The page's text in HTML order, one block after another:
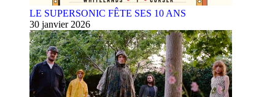
LE SUPERSONIC FÊTE SES 10 ANS
30 janvier 2026